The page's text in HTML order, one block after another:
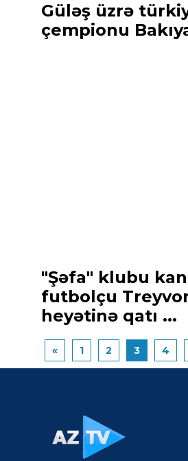
Güləş üzrə
çempionu
"Şəfa" klubu
futbolçu
heyətinə qatı ...
« 1 2 3 4